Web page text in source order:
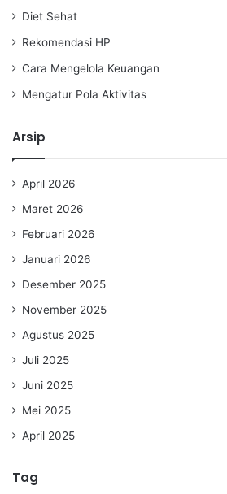
Diet Sehat
Rekomendasi HP
Cara Mengelola Keuangan
Mengatur Pola Aktivitas
Arsip
April 2026
Maret 2026
Februari 2026
Januari 2026
Desember 2025
November 2025
Agustus 2025
Juli 2025
Juni 2025
Mei 2025
April 2025
Tag